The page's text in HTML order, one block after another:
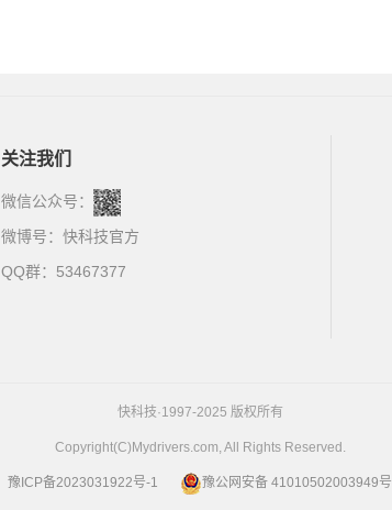
关注我们
微信公众号：
微博号： 快科技官方
QQ群：53467377
快科技·1997-2025 版权所有
Copyright(C)Mydrivers.com, All Rights Reserved.
豫ICP备2023031922号-1 豫公网安备 41010502003949号